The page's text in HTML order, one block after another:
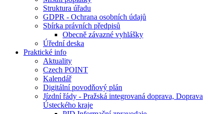
Struktura úřadu
GDPR - Ochrana osobních údajů
Sbírka právních předpisů
Obecně závazné vyhlášky
Úřední deska
Praktické info
Aktuality
Czech POINT
Kalendář
Digitální povodňový plán
Jízdní řády - Pražská integrovaná doprava, Doprava
Ústeckého kraje